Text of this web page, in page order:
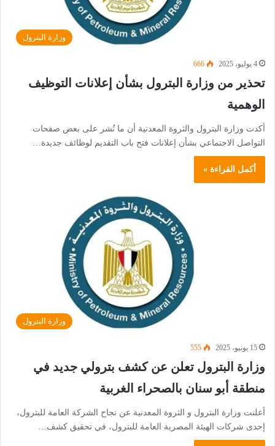
وزارة البترول
4 يوليو، 2025 666
تحذير من وزارة البترول بشأن إعلانات التوظيف
الوهمية
أكدت وزارة البترول والثروة المعدنية أن ما نُشر على بعض صفحات
التواصل الاجتماعي بشأن إعلانات فتح باب التقديم لوظائف جديدة…
أكمل القراءة »
وزارة البترول
15 يونيو، 2025 555
وزارة البترول تعلن عن كشف بترولي جديد في
منطقة أبو سنان بالصحراء الغربية
أعلنت وزارة البترول و الثروة المعدنية عن نجاح الشركة العامة للبترول،
إحدى شركات الهيئة المصرية العامة للبترول، في تحقيق كشف…